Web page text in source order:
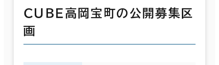
ＣＵＢＥ高岡宝町の公開募集区
画